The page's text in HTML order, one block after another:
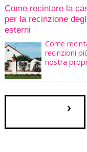
Come recintare la
per la recinzione
esterni
Come
recinzioni
nostra
›